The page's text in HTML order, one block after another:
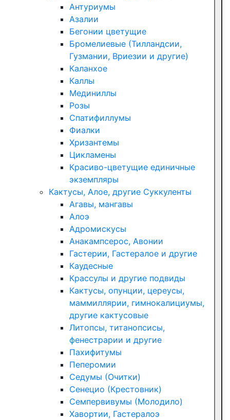
Антуриумы
Азалии
Бегонии цветущие
Бромелиевые (Тилландсии,
Гузмании, Вриезии и другие)
Каланхое
Каллы
Мединиллы
Розы
Спатифиллумы
Фиалки
Хризантемы
Цикламены
Красиво-цветущие единичные
экземпляры
Кактусы, Алое, другие Суккуленты
Агавы, мангавы
Алоэ
Адромискусы
Анакампсерос, Авонии
Гастерии, Гастералое и другие
Каудесные
Крассулы и другие подвиды
Кактусы, опунции, цереусы,
маммиллярии, гимнокалициумы,
другие кактусовые
Литопсы, титанопсисы,
фенестрарии и другие
Пахифитумы
Пеперомии
Седумы (Очитки)
Сенецио (Крестовник)
Семпервивумы (Молодило)
Хавортии, Гастералоэ